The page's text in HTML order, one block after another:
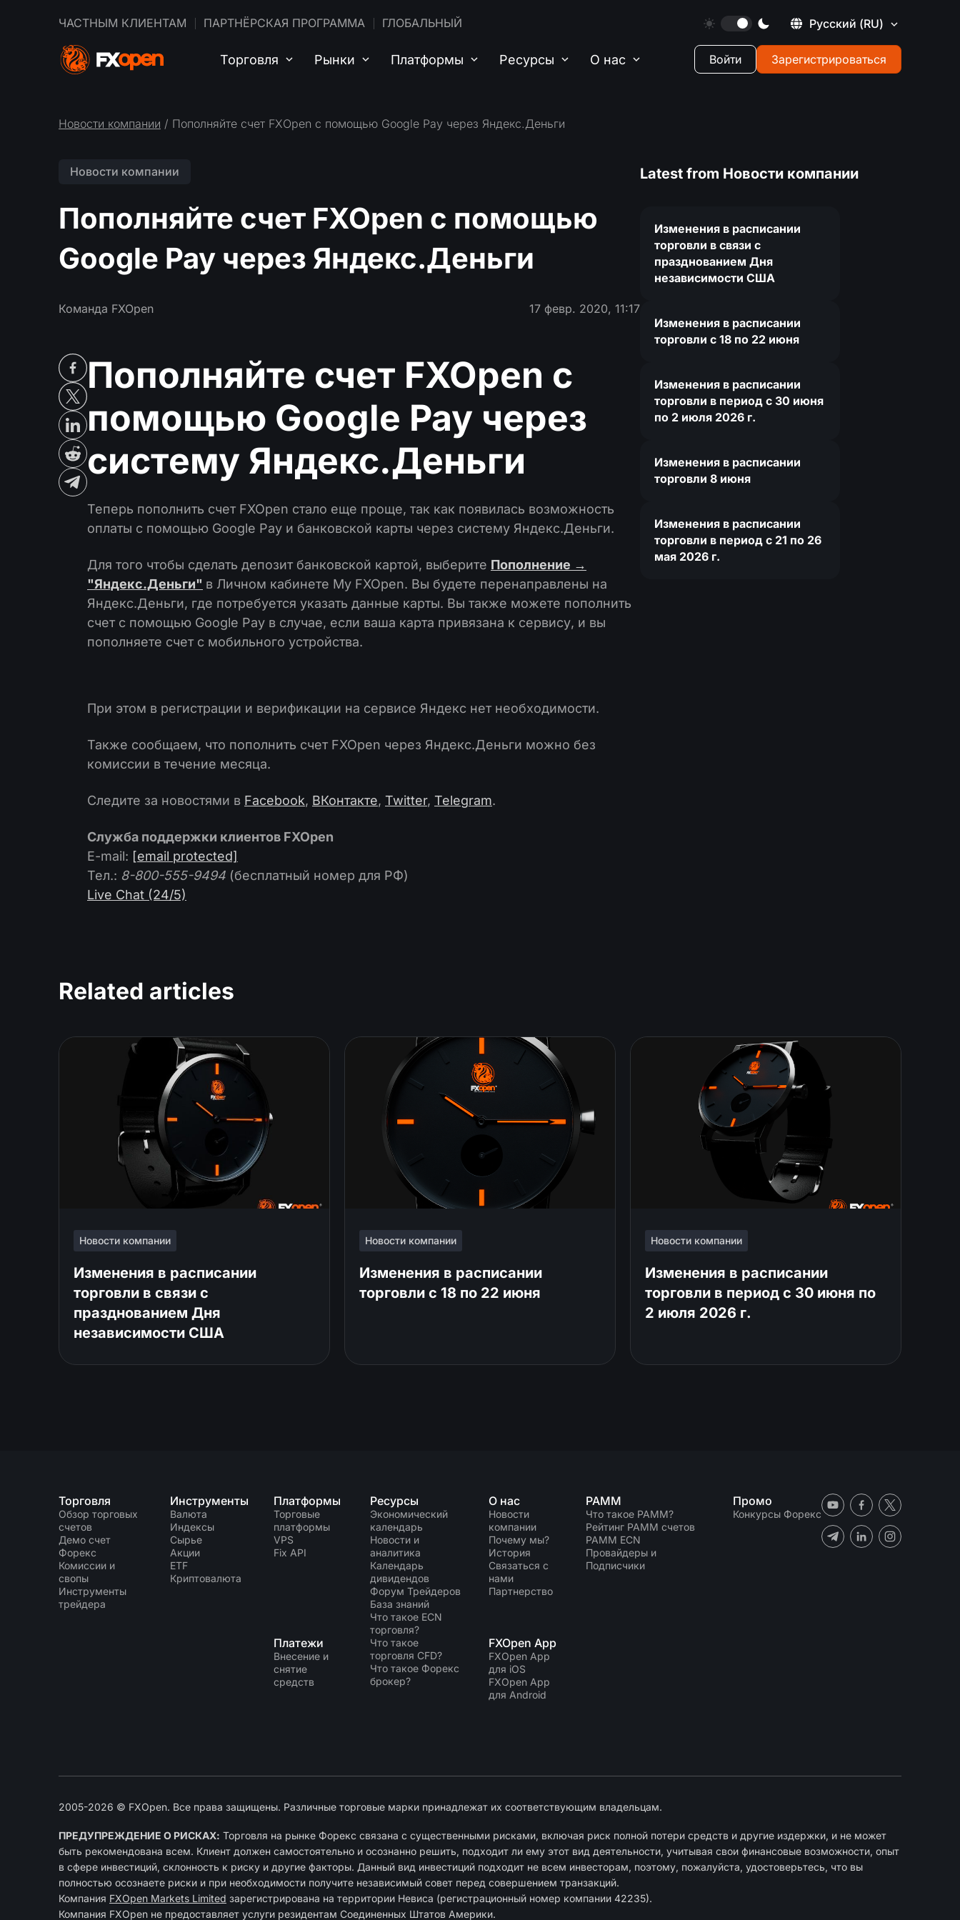
ЧАСТНЫМ КЛИЕНТАМ ПАРТНЁРСКАЯ ПРОГРАММА ГЛОБАЛЬНЫЙ Русский (RU)
Торговля Рынки Платформы Ресурсы О нас Войти Зарегистрироваться
Новости компании / Пополняйте счет FXOpen с помощью Google Pay через Яндекс.Деньги
Новости компании
Пополняйте счет FXOpen с помощью
Google Pay через Яндекс.Деньги
Команда FXOpen 17 февр. 2020, 11:17
Пополняйте счет FXOpen с
помощью Google Pay через
систему Яндекс.Деньги
Теперь пополнить счет FXOpen стало еще проще, так как появилась возможность
оплаты с помощью Google Pay и банковской карты через систему Яндекс.Деньги.
Для того чтобы сделать депозит банковской картой, выберите Пополнение →
"Яндекс.Деньги" в Личном кабинете My FXOpen. Вы будете перенаправлены на
Яндекс.Деньги, где потребуется указать данные карты. Вы также можете пополнить
счет с помощью Google Pay в случае, если ваша карта привязана к сервису, и вы
пополняете счет с мобильного устройства.
При этом в регистрации и верификации на сервисе Яндекс нет необходимости.
Также сообщаем, что пополнить счет FXOpen через Яндекс.Деньги можно без
комиссии в течение месяца.
Следите за новостями в Facebook, ВКонтакте, Twitter, Telegram.
Служба поддержки клиентов FXOpen
E-mail: [email protected]
Тел.: 8-800-555-9494 (бесплатный номер для РФ)
Live Chat (24/5)
Latest from Новости компании
Изменения в расписании
торговли в связи с
празднованием Дня
независимости США
Изменения в расписании
торговли c 18 по 22 июня
Изменения в расписании
торговли в период с 30 июня
по 2 июля 2026 г.
Изменения в расписании
торговли 8 июня
Изменения в расписании
торговли в период с 21 по 26
мая 2026 г.
Related articles
Новости компании
Изменения в расписании
торговли в связи с
празднованием Дня
независимости США
Новости компании
Изменения в расписании
торговли c 18 по 22 июня
Новости компании
Изменения в расписании
торговли в период с 30 июня по
2 июля 2026 г.
Торговля
Обзор торговых
счетов
Демо счет
Форекс
Комиссии и
свопы
Инструменты
трейдера
Инструменты
Валюта
Индексы
Сырье
Акции
ETF
Криптовалюта
Платформы
Торговые
платформы
VPS
Fix API
Платежи
Внесение и
снятие
средств
Ресурсы
Экономический
календарь
Новости и
аналитика
Календарь
дивидендов
Форум Трейдеров
База знаний
Что такое ECN
торговля?
Что такое
торговля CFD?
Что такое Форекс
брокер?
О нас
Новости
компании
Почему мы?
История
Связаться с
нами
Партнерство
FXOpen App
FXOpen App
для iOS
FXOpen App
для Android
PAMM
Что такое PAMM?
Рейтинг PAMM счетов
PAMM ECN
Провайдеры и
Подписчики
Промо
Конкурсы Форекс
2005-2026 © FXOpen. Все права защищены. Различные торговые марки принадлежат их соответствующим владельцам.
ПРЕДУПРЕЖДЕНИЕ О РИСКАХ: Торговля на рынке Форекс связана с существенными рисками, включая риск полной потери средств и другие издержки, и не может
быть рекомендована всем. Клиент должен самостоятельно и осознанно решить, подходит ли ему этот вид деятельности, учитывая свои финансовые возможности, опыт
в сфере инвестиций, склонность к риску и другие факторы. Данный вид инвестиций подходит не всем инвесторам, поэтому, пожалуйста, удостоверьтесь, что вы
полностью осознаете риски и при необходимости получите независимый совет перед совершением транзакций.
Компания FXOpen Markets Limited зарегиcтрирована на территории Невиса (регистрационный номер компании 42235).
Компания FXOpen не предоставляет услуги резидентам Соединенных Штатов Америки.